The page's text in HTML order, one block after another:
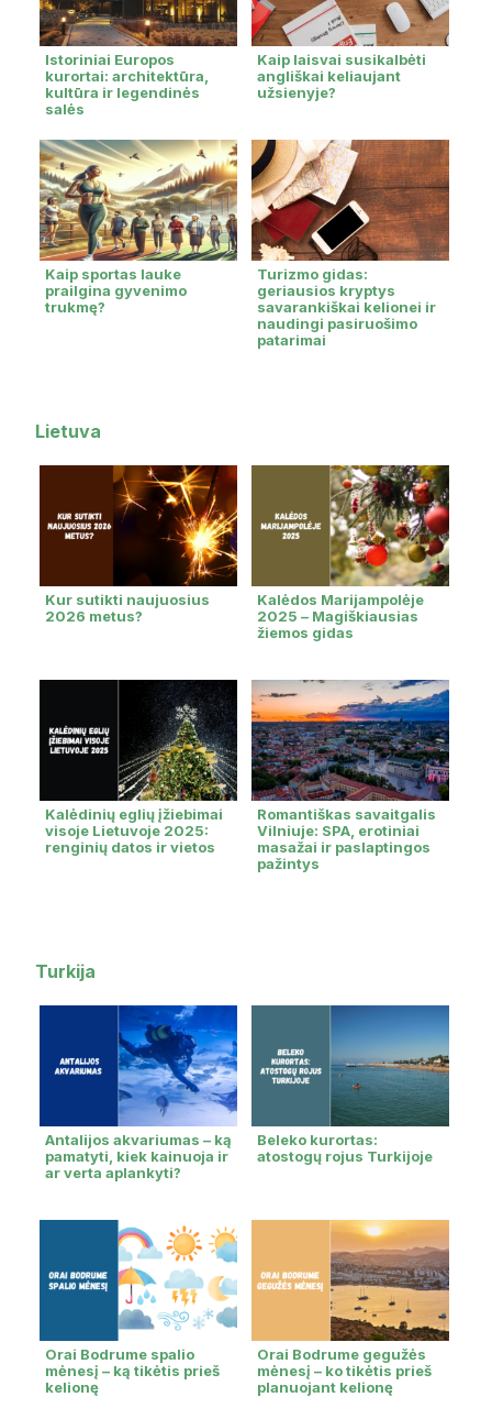
Istoriniai Europos
kurortai: architektūra,
kultūra ir legendinės
salės
Kaip laisvai susikalbėti
angliškai keliaujant
užsienyje?
Kaip sportas lauke
prailgina gyvenimo
trukmę?
Turizmo gidas:
geriausios kryptys
savarankiškai kelionei ir
naudingi pasiruošimo
patarimai
Lietuva
Kur sutikti naujuosius
2026 metus?
Kalėdos Marijampolėje
2025 – Magiškiausias
žiemos gidas
Kalėdinių eglių įžiebimai
visoje Lietuvoje 2025:
renginių datos ir vietos
Romantiškas savaitgalis
Vilniuje: SPA, erotiniai
masažai ir paslaptingos
pažintys
Turkija
Antalijos akvariumas – ką
pamatyti, kiek kainuoja ir
ar verta aplankyti?
Beleko kurortas:
atostogų rojus Turkijoje
Orai Bodrume spalio
mėnesį – ką tikėtis prieš
kelionę
Orai Bodrume gegužės
mėnesį – ko tikėtis prieš
planuojant kelionę